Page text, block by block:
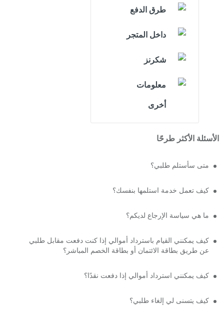
طرق الدفع
داخل المتجر
شكرنز
معلومات
أخرى
الأسئلة الأكثر طرحًا
متى سأستلم طلبي؟
كيف تعمل خدمة استلمها بنفسك؟
ما هي سياسة الإرجاع لديكم؟
كيف يمكنني القيام باسترداد أموالي إذا كنت دفعت مقابل طلبي
عن طريق بطاقة الائتمان أو بطاقة الخصم المباشر؟
كيف يمكنني استرداد أموالي إذا دفعت نقدًا؟
كيف يتسنى لي إلغاء طلبي؟